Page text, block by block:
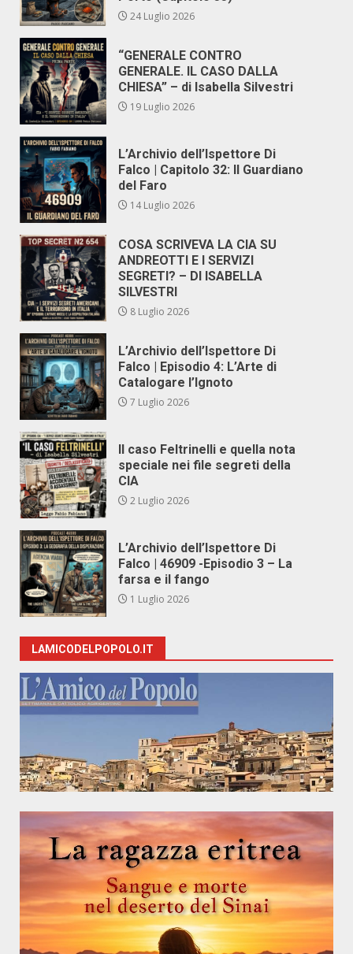
24 Luglio 2026
“GENERALE CONTRO
GENERALE. IL CASO DALLA
CHIESA” – di Isabella Silvestri
19 Luglio 2026
L’Archivio dell’Ispettore Di
Falco | Capitolo 32: Il Guardiano
del Faro
14 Luglio 2026
COSA SCRIVEVA LA CIA SU
ANDREOTTI E I SERVIZI
SEGRETI? – DI ISABELLA
SILVESTRI
8 Luglio 2026
L’Archivio dell’Ispettore Di
Falco | Episodio 4: L’Arte di
Catalogare l’Ignoto
7 Luglio 2026
Il caso Feltrinelli e quella nota
speciale nei file segreti della
CIA
2 Luglio 2026
L’Archivio dell’Ispettore Di
Falco | 46909 -Episodio 3 – La
farsa e il fango
1 Luglio 2026
LAMICODELPOPOLO.IT